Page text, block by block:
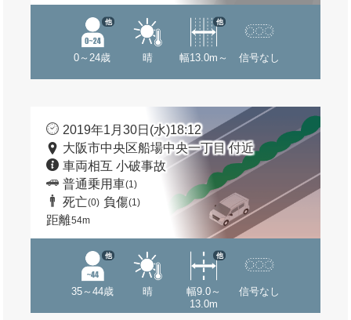
0～24歳
他
晴 幅13.0m～
他
信号なし
2019年1月30日(水)18:12
大阪市中央区船場中央一丁目 付近
車両相互 小破事故
普通乗用車(1)
死亡(0) 負傷(1)
距離54m
35～44歳
他
晴
幅9.0～
13.0m
他
信号なし